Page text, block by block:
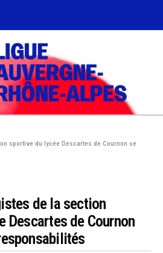
sportive du lycée Descartes de Cournon se
de la section
Descartes de Cournon